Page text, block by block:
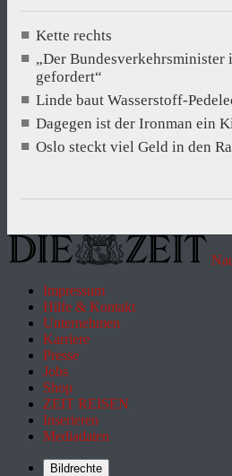
Kette rechts
„Der Bundesverkehrsminister
gefordert“
Linde baut Wasserstoff-
Dagegen ist der Ironman ein
Oslo steckt viel Geld in den
Impressum
Hilfe & Kontakt
Unternehmen
Karriere
Presse
Jobs
Shop
ZEIT REISEN
Inserieren
Mediadaten
Bildrechte